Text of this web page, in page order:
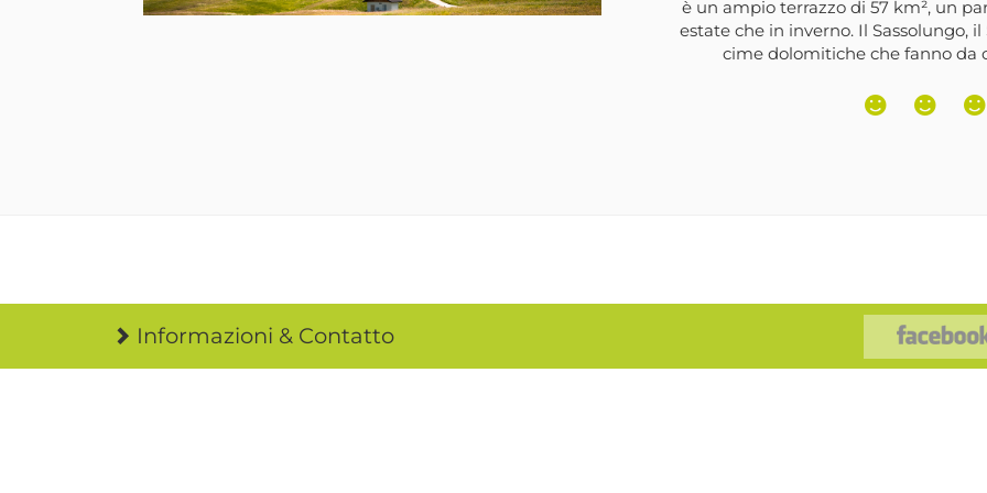
sbarramenti che hanno formato
nei pressi del paese di Santa
un’ampia e
Informazioni & Contatto